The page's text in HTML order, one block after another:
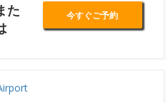
た
今すぐご予約